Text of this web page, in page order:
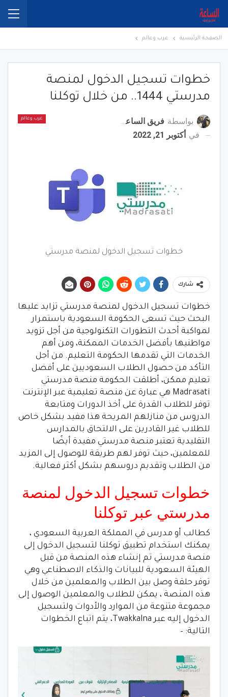
الصفحة الرئيسية عرب وعالم
خطوات تسجيل الدخول لمنصة
مدرستي 1444.. من خلال توكلنا
عرب وعالم بواسطة فريق الساعة برس
في أكتوبر 21, 2022
خطوات تسجيل الدخول لمنصة مدرستي
شارك
خطوات تسجيل الدخول لمنصة مدرستي تزايد عليها
البحث حيث تسعى الحكومة السعودية باستمرار
لمواكبة أحدث التطورات التكنولوجية من أجل تزويد
مواطنيها بأفضل الخدمات الممكنة، ومن أهم
الخدمات التي تقدمها الحكومة التعليم. من أجل
التأكد من حصول الطلاب السعوديين على أفضل
تعليم ممكن، أطلقت الحكومة منصة مدرستي
Madrasati هي عبارة عن منصة تعليمية عبر الإنترنت
توفر للطلاب القدرة على أخذ الدورات ومتابعة
الدروس من منازلهم المريحة هذا مفيد بشكل خاص
للطلاب غير القادرين على الالتحاق بالمدارس
التقليدية تعتبر منصة مدرستي مفيدة أيضًا
للمعلمين، حيث توفر لهم طريقة للوصول إلى المزيد
من الطلاب وتقديم دروسهم بشكل أكثر فعالية.
خطوات تسجيل الدخول لمنصة
مدرستي عبر توكلنا
كطالب أو مدرس في المملكة العربية السعودي ،
يمكنك استخدام تطبيق توكلنا لتسجيل الدخول إلى
منصة مدرستي تم إنشاء هذه المنصة من قبل
الهيئة السعودية للبيانات والذكاء الاصطناعي وهي
توفر حلقة وصل بين الطلاب والمعلمين من خلال
هذه المنصة ، يمكن للطلاب والمعلمين الوصول إلى
مجموعة متنوعة من الموارد والأدوات ولتسجيل
الدخول إليه عبر Twakkalna، يتم اتباع الخطوات
التالية: –